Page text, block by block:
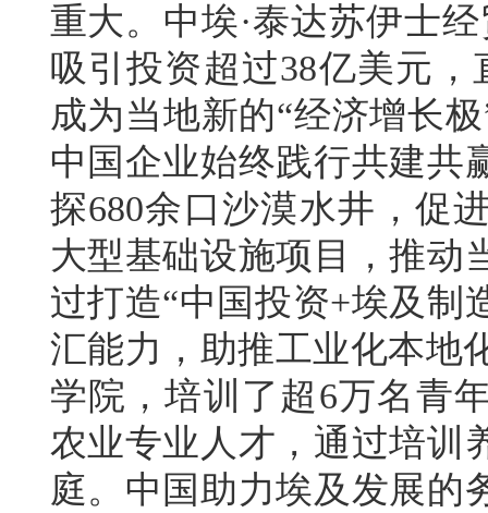
重大。中埃·泰达苏伊士
吸引投资超过38亿美元
成为当地新的“经济增长
中国企业始终践行共建共
探680余口沙漠水井，促
大型基础设施项目，推动
过打造“中国投资+埃及制
汇能力，助推工业化本地
学院，培训了超6万名青
农业专业人才，通过培训
庭。中国助力埃及发展的